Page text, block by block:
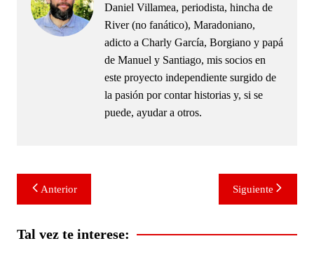
Daniel Villamea, periodista, hincha de
River (no fanático), Maradoniano,
adicto a Charly García, Borgiano y papá
de Manuel y Santiago, mis socios en
este proyecto independiente surgido de
la pasión por contar historias y, si se
puede, ayudar a otros.
Navegación
de
entradas
Anterior Siguiente
Tal vez te interese: